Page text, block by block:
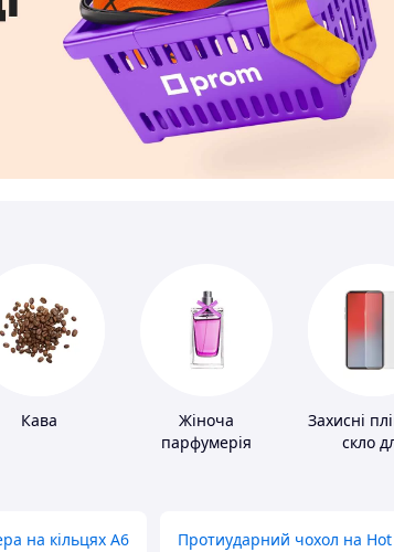
Кава
Жіноча
парфумерія
Захисні
скло
на кільцях А6 Протиударний чохол на